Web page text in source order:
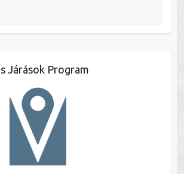
Járások Program